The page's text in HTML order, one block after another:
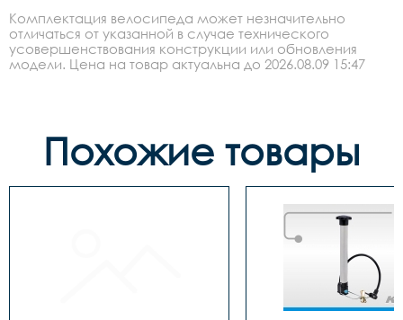
Комплектация велосипеда может незначительно
отличаться от указанной в случае технического
усовершенствования конструкции или обновления
модели. Цена на товар актуальна до 2026.08.09 15:47
Похожие товары